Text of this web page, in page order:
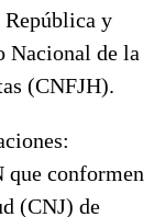
República y
Nacional de la
(CNFJH).
que conformen
(CNJ) de